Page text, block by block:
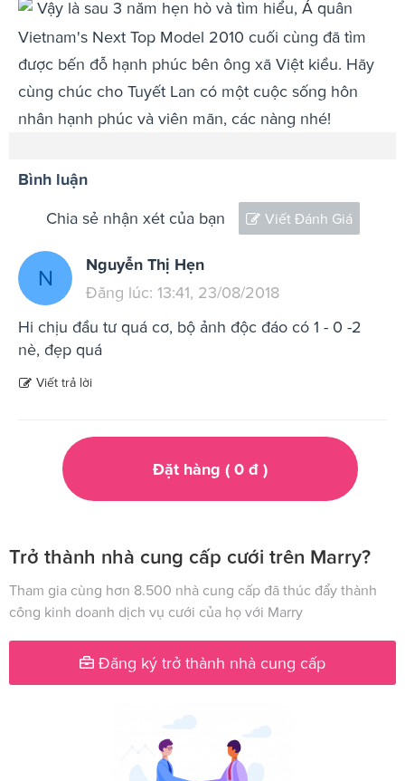
Vậy là sau 3 năm hẹn hò và tìm hiểu, Á quân
Vietnam's Next Top Model 2010 cuối cùng đã tìm
được bến đỗ hạnh phúc bên ông xã Việt kiều. Hãy
cùng chúc cho Tuyết Lan có một cuộc sống hôn
nhân hạnh phúc và viên mãn, các nàng nhé!
Bình luận
Chia sẻ nhận xét của bạn Viết Đánh Giá
N
Nguyễn Thị Hẹn
Đăng lúc: 13:41, 23/08/2018
Hi chịu đầu tư quá cơ, bộ ảnh độc đáo có 1 - 0 -2
nè, đẹp quá
Viết trả lời
Đặt hàng ( 0đ )
Trở thành nhà cung cấp cưới trên Marry?
Tham gia cùng hơn 8.500 nhà cung cấp đã thúc đẩy thành
công kinh doanh dịch vụ cưới của họ với Marry
Đăng ký trở thành nhà cung cấp